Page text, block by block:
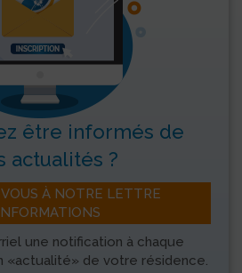
être informés de
actualités ?
À NOTRE LETTRE
une notification à chaque
«actualité» de votre résidence.